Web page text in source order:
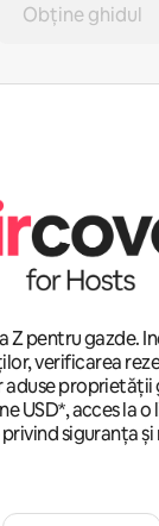
Obține ghidul
Z pentru gazde.
verificarea
proprietății
USD*, acces la
siguranța și